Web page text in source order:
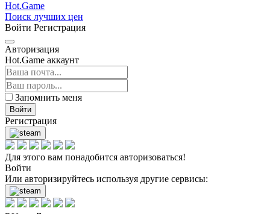
Hot.Game
Поиск лучших цен
Войти Регистрация
Авторизация
Hot.Game аккаунт
Запомнить меня
Войти
Регистрация
Для этого вам понадобится авторизоваться!
Войти
Или авторизируйтесь используя другие сервисы: